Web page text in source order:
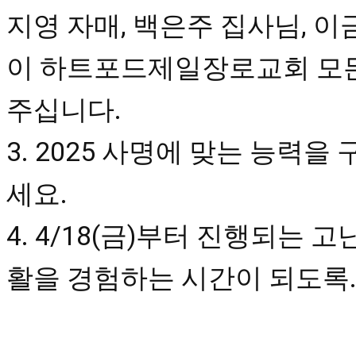
지영 자매, 백은주 집사님,
이 하트포드제일장로교회
주십니다.
3. 2025 사명에 맞는 능력을
세요.
4. 4/18(금)부터 진행되는 고
활을 경험하는 시간이 되도